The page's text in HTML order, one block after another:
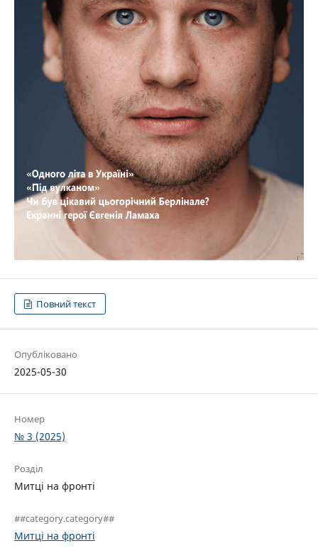
Повний текст
Опубліковано
2025-05-30
Номер
№ 3 (2025)
Розділ
Митці на фронті
##category.category##
Митці на фронті